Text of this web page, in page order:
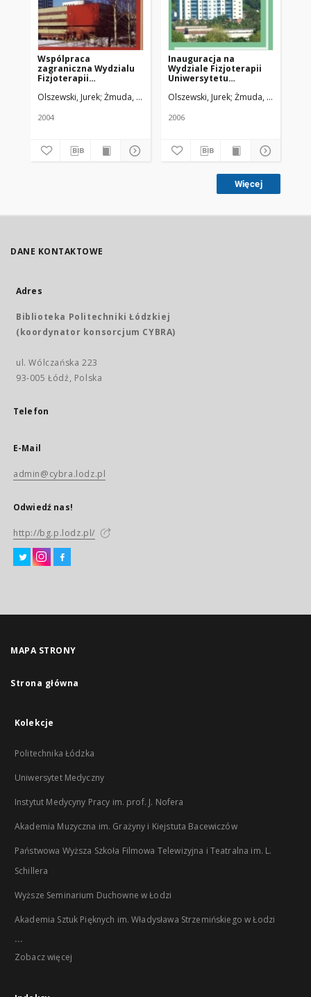
Wspólpraca
zagraniczna Wydzialu
Fizjoterapii
Medycznego w Łodzi z
Uniwersytetu w
Olszewski, Jurek Żmuda, Ryszard. Red. nacz.
2004
Inauguracja na
Wydziale Fizjoterapii
Uniwersytetu
Olszewski, Jurek Żmuda, Ryszard.
2006
Więcej
DANE KONTAKTOWE
Adres
Biblioteka Politechniki Łódzkiej
(koordynator konsorcjum CYBRA)
ul. Wólczańska 223
93-005 Łódź, Polska
Telefon
E-Mail
admin@cybra.lodz.pl
Odwiedź nas!
http://bg.p.lodz.pl/
MAPA STRONY
Strona główna
Kolekcje
Politechnika Łódzka
Uniwersytet Medyczny
Instytut Medycyny Pracy im. prof. J. Nofera
Akademia Muzyczna im. Grażyny i Kiejstuta Bacewiczów
Państwowa Wyższa Szkoła Filmowa Telewizyjna i Teatralna im. L.
Schillera
Wyższe Seminarium Duchowne w Łodzi
Akademia Sztuk Pięknych im. Władysława Strzemińskiego w Łodzi
...
Zobacz więcej